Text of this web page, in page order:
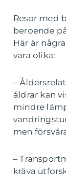
Resor med
beroende
Här är
vara olika:
–
åldrar kan
mindre
men
–
kräva